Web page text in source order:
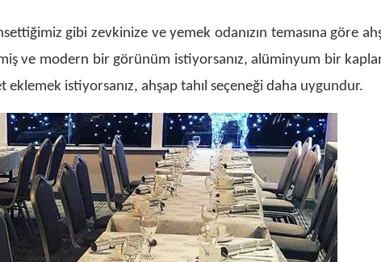
gibi zevkinize ve yemek odanızın temasına göre
ve modern bir görünüm istiyorsanız, alüminyum bir
istiyorsanız, ahşap tahıl seçeneği daha uygundur.